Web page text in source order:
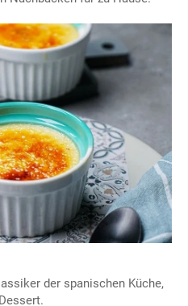
der spanischen Küche,